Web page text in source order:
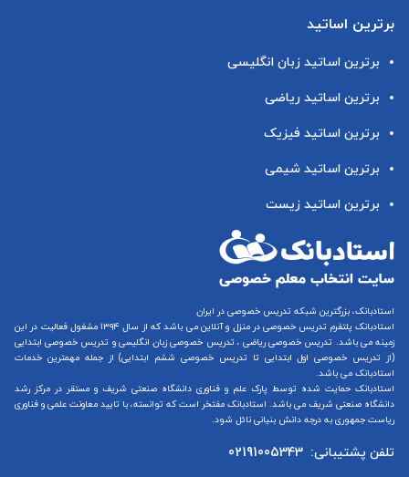
برترین اساتید
برترین اساتید زبان انگلیسی
برترین اساتید ریاضی
برترین اساتید فیزیک
برترین اساتید شیمی
برترین اساتید زیست
استادبانک، بزرگترین شبکه تدریس خصوصی در ایران
استادبانک پلتفرم تدریس خصوصی در منزل و آنلاین
می باشد که از سال ۱۳۹۴ مشغول فعالیت در این
زمینه می باشد. تدریس خصوصی ریاضی ، تدریس خصوصی زبان انگلیسیو تدریس خصوصی ابتدایی
(از تدریس خصوصی اول ابتدایی تا تدریس خصوصی ششم ابتدایی) از جمله مهمترین خدمات
استادبانک می باشد.
استادبانک حمایت شده توسط پارک علم و فناوری دانشگاه صنعتی شریف و مستقر در مرکز رشد
دانشگاه صنعتی شریف می باشد. استادبانک مفتخر است که توانسته، با تایید معاونت علمی و فناوری
ریاست جمهوری به درجه دانش بنیانی نائل شود.
تلفن پشتیبانی: 02191005343